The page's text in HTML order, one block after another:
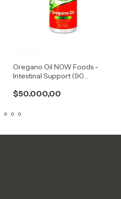
Oregano Oil NOW Foods -
Intestinal Support (90
$50.000,00